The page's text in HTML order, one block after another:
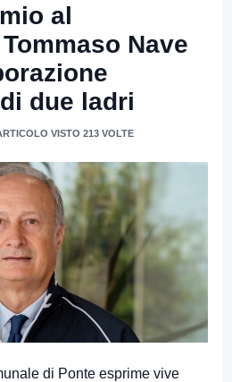
al
Nave
due ladri
VISTO 213 VOLTE
di Ponte esprime vive